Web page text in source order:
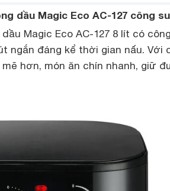
dầu Magic Eco AC-127 công
Magic Eco AC-127 8 lít có
ngắn đáng kể thời gian nấu. Với
hơn, món ăn chín nhanh, giữ